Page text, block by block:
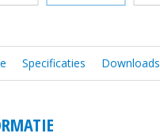
Specificaties Downloads